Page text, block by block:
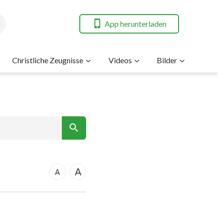
App herunterladen
Christliche Zeugnisse Videos Bilder